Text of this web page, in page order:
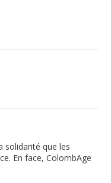
solidarité que les
En face, ColombAge